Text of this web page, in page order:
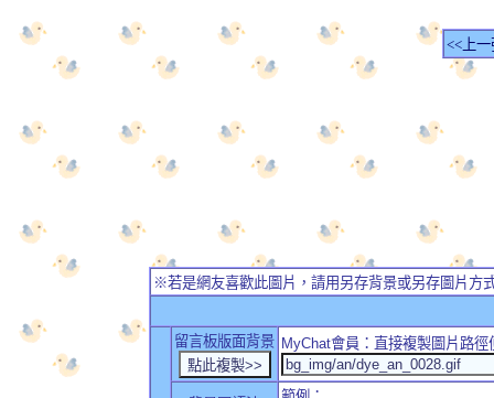
<<上一
※若是網友喜歡此圖片，請用另存背景或另存圖片方
留言板版面背景 MyChat會員：直接複製圖片路